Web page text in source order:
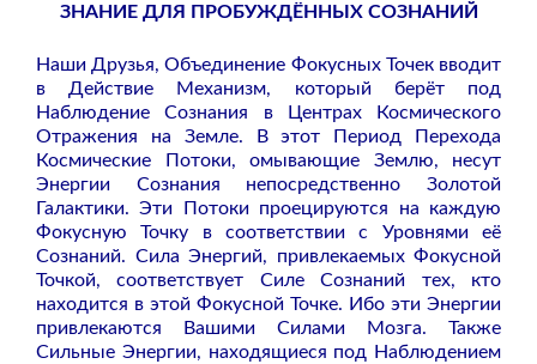
ЗНАНИЕ ДЛЯ ПРОБУЖДЁННЫХ СОЗНАНИЙ
Наши Друзья, Объединение Фокусных Точек вводит
в Действие Механизм, который берёт под
Наблюдение Сознания в Центрах Космического
Отражения на Земле. В этот Период Перехода
Космические Потоки, омывающие Землю, несут
Энергии Сознания непосредственно Золотой
Галактики. Эти Потоки проецируются на каждую
Фокусную Точку в соответствии с Уровнями её
Сознаний. Сила Энергий, привлекаемых Фокусной
Точкой, соответствует Силе Сознаний тех, кто
находится в этой Фокусной Точке. Ибо эти Энергии
привлекаются Вашими Силами Мозга. Также
Сильные Энергии, находящиеся под Наблюдением